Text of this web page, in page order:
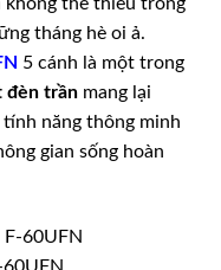
thể thiếu trong
tháng hè oi ả.
5 cánh là một trong
đèn trần mang lại
năng thông minh
gian sống hoàn